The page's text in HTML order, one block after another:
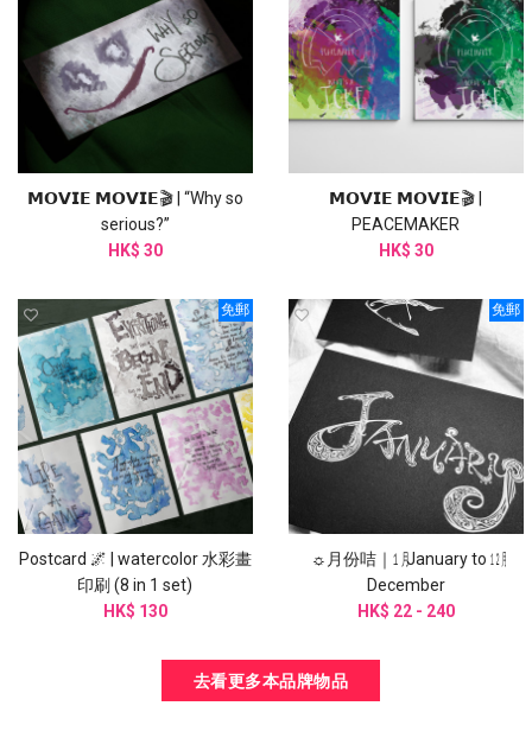
𝗠𝗢𝗩𝗜𝗘 𝗠𝗢𝗩𝗜𝗘🎬 | “Why so
serious?”
HK$ 30
𝗠𝗢𝗩𝗜𝗘 𝗠𝗢𝗩𝗜𝗘🎬 |
PEACEMAKER
HK$ 30
免郵
Postcard 🌌 | watercolor 水彩畫
印刷 (8 in 1 set)
HK$ 130
免郵
☼月份咭｜㋀ January to ㋋
December
HK$ 22 - 240
去看更多本品牌物品